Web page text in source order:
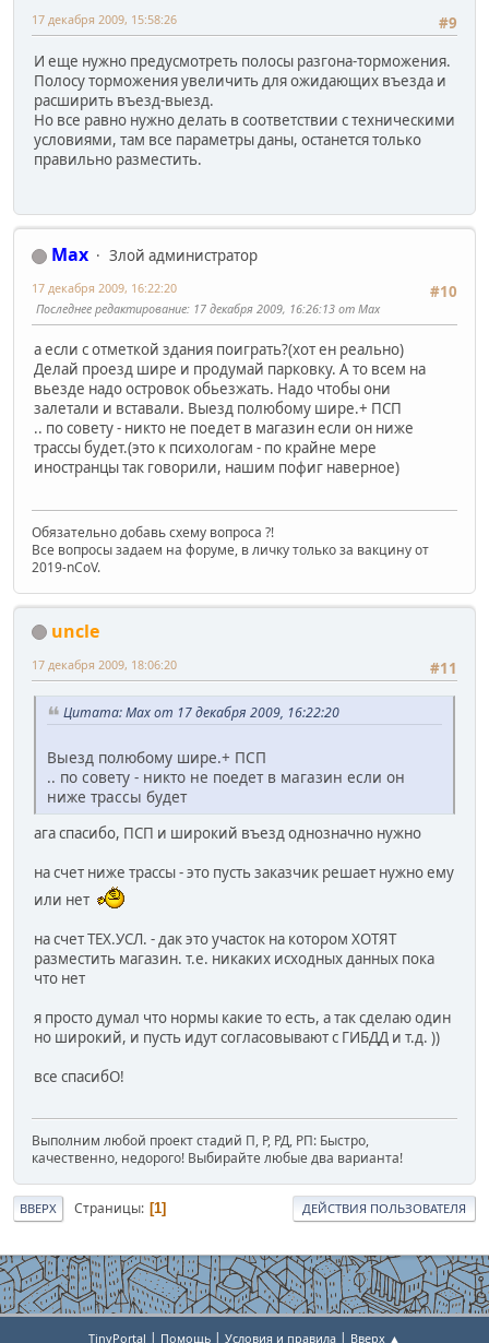
#9
17 декабря 2009, 15:58:26
И еще нужно предусмотреть полосы разгона-торможения.
Полосу торможения увеличить для ожидающих въезда и
расширить въезд-выезд.
Но все равно нужно делать в соответствии с техническими
условиями, там все параметры даны, останется только
правильно разместить.
Max
Злой администратор
#10
17 декабря 2009, 16:22:20
Последнее редактирование: 17 декабря 2009, 16:26:13 от Max
а если с отметкой здания поиграть?(хот ен реально)
Делай проезд шире и продумай парковку. А то всем на
вьезде надо островок обьезжать. Надо чтобы они
залетали и вставали. Выезд полюбому шире.+ ПСП
.. по совету - никто не поедет в магазин если он ниже
трассы будет.(это к психологам - по крайне мере
иностранцы так говорили, нашим пофиг наверное)
Обязательно добавь схему вопроса ?!
Все вопросы задаем на форуме, в личку только за вакцину от
2019-nCoV.
uncle
#11
17 декабря 2009, 18:06:20
Цитата: Max от 17 декабря 2009, 16:22:20
Выезд полюбому шире.+ ПСП
.. по совету - никто не поедет в магазин если он
ниже трассы будет
ага спасибо, ПСП и широкий въезд однозначно нужно
на счет ниже трассы - это пусть заказчик решает нужно ему
или нет
на счет ТЕХ.УСЛ. - дак это участок на котором ХОТЯТ
разместить магазин. т.е. никаких исходных данных пока
что нет
я просто думал что нормы какие то есть, а так сделаю один
но широкий, и пусть идут согласовывают с ГИБДД и т.д. ))
все спасибО!
Выполним любой проект стадий П, Р, РД, РП: Быстро,
качественно, недорого! Выбирайте любые два варианта!
ВВЕРХ Страницы 1 ДЕЙСТВИЯ ПОЛЬЗОВАТЕЛЯ
TinyPortal | Помощь | Условия и правила | Вверх ▲